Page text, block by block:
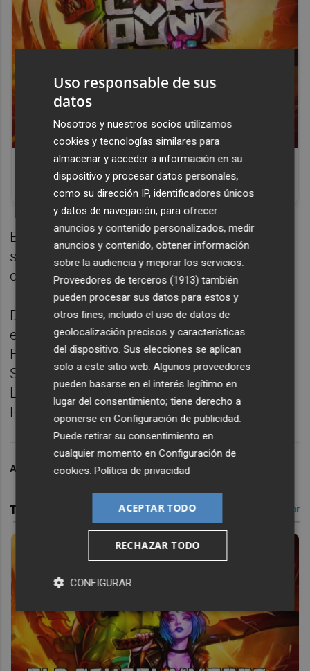
Corepunk MMORPG
Un verdadero MMORPG de la vieja escuela
¡Cómo los de antes, pero mejor!
En ataque, Lucas Beltrán o Diego López
serían el segundo punta para enlazar
con Hugo Duro.
De este modo, el once del Valencia CF
estaría compuesto por: Julen Agirrezabala;
Foulquier, Tárrega, Diakhaby, Gayà; Baptiste
Santamaria o Pepelu, Javi Guerra, Danjuma,
Luis Rioja; Diego López o Lucas Beltrán y
Hugo Duro.
ARCHIVADO EN VALENCIA CF
Uso responsable de sus
datos
Nosotros y nuestros socios utilizamos
cookies y tecnologías similares para
almacenar y acceder a información en su
dispositivo y procesar datos personales,
como su dirección IP, identificadores únicos
y datos de navegación, para ofrecer
anuncios y contenido personalizados, medir
anuncios y contenido, obtener información
sobre la audiencia y mejorar los servicios.
Proveedores de terceros (1913) también
pueden procesar sus datos para estos y
otros fines, incluido el uso de datos de
geolocalización precisos y características
del dispositivo. Sus elecciones se aplican
solo a este sitio web. Algunos proveedores
pueden basarse en el interés legítimo en
lugar del consentimiento; tiene derecho a
oponerse enConfiguración de publicidad.
Puede retirar su consentimiento en
cualquier momento enConfiguración de
cookies.Política de privacidad
ACEPTAR TODO
RECHAZAR TODO
CONFIGURAR